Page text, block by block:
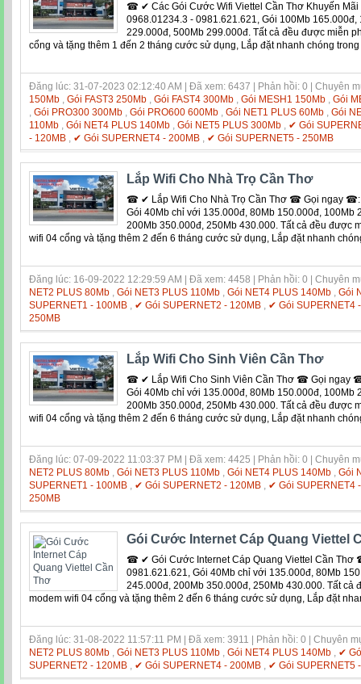
☎ ✔ Các Gói Cước Wifi Viettel Cần Thơ Khuyến
0968.01234.3 - 0981.621.621, Gói 100Mb
229.000đ, 500Mb 299.000đ. Tất cả đều được miễn
cổng và tặng thêm 1 đến 2 tháng cước sử dụng, Lắp đặt nhanh chóng
Đăng lúc: 31-07-2023 02:12:40 AM | Đã xem: 6437 | Phản hồi: 0 | Chuyên
150Mb , Gói FAST3 250Mb , Gói FAST4 300Mb , Gói MESH1 150Mb , Gói
, Gói PRO300 300Mb , Gói PRO600 600Mb , Gói NET1 PLUS 60Mb , Gói
110Mb , Gói NET4 PLUS 140Mb , Gói NET5 PLUS 300Mb , ✔ Gói
- 120MB , ✔ Gói SUPERNET4 - 200MB , ✔ Gói SUPERNET5 - 250MB
Lắp Wifi Cho Nhà Trọ Cần Thơ
☎ ✔ Lắp Wifi Cho Nhà Trọ Cần Thơ ☎ Gọi ngay ☎:
Gói 40Mb chỉ với 135.000đ, 80Mb 150.000đ, 100Mb
200Mb 350.000đ, 250Mb 430.000. Tất cả đều được
wifi 04 cổng và tặng thêm 2 đến 6 tháng cước sử dụng, Lắp đặt nhanh
Đăng lúc: 16-09-2022 12:29:59 AM | Đã xem: 4458 | Phản hồi: 0 | Chuyên
NET2 PLUS 80Mb , Gói NET3 PLUS 110Mb , Gói NET4 PLUS 140Mb , Gói
SUPERNET1 - 100MB , ✔ Gói SUPERNET2 - 120MB , ✔ Gói SUPERNET4
250MB
Lắp Wifi Cho Sinh Viên Cần Thơ
☎ ✔ Lắp Wifi Cho Sinh Viên Cần Thơ ☎ Gọi ngay
Gói 40Mb chỉ với 135.000đ, 80Mb 150.000đ, 100Mb
200Mb 350.000đ, 250Mb 430.000. Tất cả đều được
wifi 04 cổng và tặng thêm 2 đến 6 tháng cước sử dụng, Lắp đặt nhanh
Đăng lúc: 07-09-2022 11:03:37 PM | Đã xem: 4425 | Phản hồi: 0 | Chuyên
NET2 PLUS 80Mb , Gói NET3 PLUS 110Mb , Gói NET4 PLUS 140Mb , Gói
SUPERNET1 - 100MB , ✔ Gói SUPERNET2 - 120MB , ✔ Gói SUPERNET4
250MB
Gói Cước Internet Cáp Quang Viettel
☎ ✔ Gói Cước Internet Cáp Quang Viettel Cần
0981.621.621, Gói 40Mb chỉ với 135.000đ, 80Mb
245.000đ, 200Mb 350.000đ, 250Mb 430.000. Tất cả
modem wifi 04 cổng và tặng thêm 2 đến 6 tháng cước sử dụng, Lắp đặt
Đăng lúc: 31-08-2022 11:57:11 PM | Đã xem: 3911 | Phản hồi: 0 | Chuyên
NET2 PLUS 80Mb
Gói NET3 PLUS 110Mb Gói NET4 PLUS 140Mb
✔
SUPERNET2 - 120MB
✔ Gói SUPERNET4 - 200MB ✔ Gói SUPERNET5